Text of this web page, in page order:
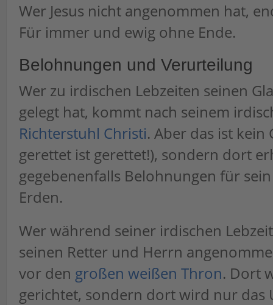
Wer Jesus nicht angenommen hat,
Für immer und ewig ohne Ende.
Belohnungen und Verurteilung
Wer zu irdischen Lebzeiten seinen
gelegt hat, kommt nach seinem
Richterstuhl Christi. Aber das ist kein
gerettet ist gerettet!), sondern dort
gegebenenfalls Belohnungen für
Erden.
Wer während seiner irdischen
seinen Retter und Herrn
vor den großen weißen Thron. Dort
gerichtet, sondern dort wird nur das